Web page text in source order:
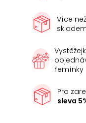
Více
řemínky
Pro
sleva